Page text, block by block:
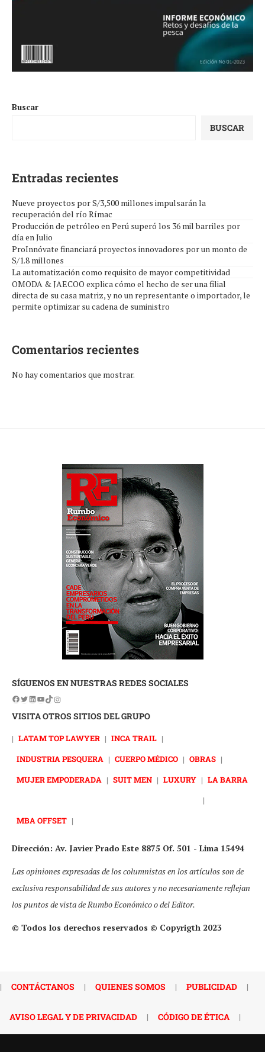
Buscar
BUSCAR
Entradas recientes
Nueve proyectos por S/3,500 millones impulsarán la
recuperación del río Rímac
Producción de petróleo en Perú superó los 36 mil barriles por
día en Julio
ProInnóvate financiará proyectos innovadores por un monto de
S/1.8 millones
La automatización como requisito de mayor competitividad
OMODA & JAECOO explica cómo el hecho de ser una filial
directa de su casa matriz, y no un representante o importador, le
permite optimizar su cadena de suministro
Comentarios recientes
No hay comentarios que mostrar.
SÍGUENOS EN NUESTRAS REDES SOCIALES
VISITA OTROS SITIOS DEL GRUPO
| LATAM TOP LAWYER | INCA TRAIL |
INDUSTRIA PESQUERA | CUERPO MÉDICO | OBRAS |
MUJER EMPODERADA | SUIT MEN | LUXURY | LA BARRA
|
MBA OFFSET |
Dirección: Av. Javier Prado Este 8875 Of. 501 - Lima 15494
Las opiniones expresadas de los columnistas en los artículos son de
exclusiva responsabilidad de sus autores y no necesariamente reflejan
los puntos de vista de Rumbo Económico o del Editor.
© Todos los derechos reservados © Copyrigth 2023
| CONTÁCTANOS | QUIENES SOMOS | PUBLICIDAD |
AVISO LEGAL Y DE PRIVACIDAD | CÓDIGO DE ÉTICA |